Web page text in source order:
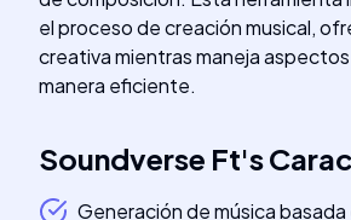
el proceso de creación musical,
creativa mientras maneja
manera eficiente.
Soundverse Ft's
Generación de música